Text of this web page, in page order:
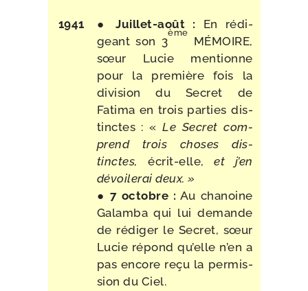
1941 ●Juillet-​août : En rédi­
geant son 3
ème
MÉMOIRE,
sœur Lucie men­tionne
pour la pre­mière fois la
divi­sion du Secret de
Fatima en trois par­ties dis­
tinctes : «Le Secret com­
prend trois choses dis­
tinctes,
écrit-​elle, et j’en
dévoi­le­rai deux. »
● 7 octobre : Au cha­noine
Galamba qui lui demande
de rédi­ger le Secret, sœur
Lucie répond qu’elle n’en a
pas encore reçu la per­mis­
sion du Ciel.